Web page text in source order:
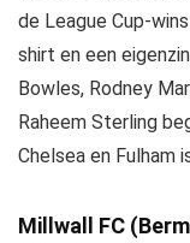
de League Cup-
shirt en een
Bowles, Rodney
Raheem Sterling
Chelsea en Fulham
Millwall FC